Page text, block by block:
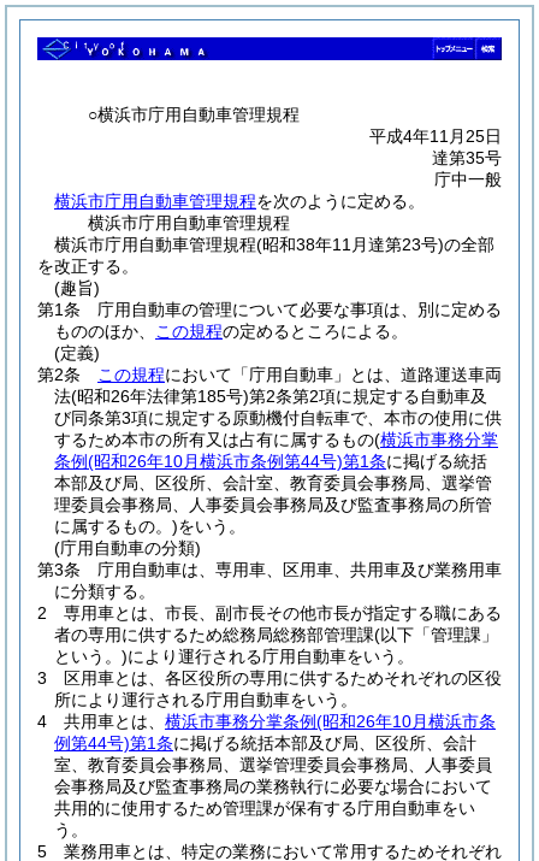
○横浜市庁用自動車管理規程
平成4年11月25日
達第35号
庁中一般
横浜市庁用自動車管理規程を次のように定める。
横浜市庁用自動車管理規程
横浜市庁用自動車管理規程(昭和38年11月達第23号)の全部
を改正する。
(趣旨)
第1条
庁用自動車の管理について必要な事項は、別に定める
もののほか、
この規程の定めるところによる。
(定義)
第2条
この規程において「庁用自動車」とは、道路運送車両
法(昭和26年法律第185号)第2条第2項に規定する自動車及
び同条第3項に規定する原動機付自転車で、本市の使用に供
するため本市の所有又は占有に属するもの(横浜市事務分掌
条例(昭和26年10月横浜市条例第44号)第1条に掲げる統括
本部及び局、区役所、会計室、教育委員会事務局、選挙管
理委員会事務局、人事委員会事務局及び監査事務局の所管
に属するもの。)をいう。
(庁用自動車の分類)
第3条
庁用自動車は、専用車、区用車、共用車及び業務用車
に分類する。
2
専用車とは、市長、副市長その他市長が指定する職にある
者の専用に供するため総務局総務部管理課(以下「管理課」
という。)により運行される庁用自動車をいう。
3
区用車とは、各区役所の専用に供するためそれぞれの区役
所により運行される庁用自動車をいう。
4
共用車とは、 横浜市事務分掌条例(昭和26年10月横浜市条
例第44号)第1条に掲げる統括本部及び局、区役所、会計
室、教育委員会事務局、選挙管理委員会事務局、人事委員
会事務局及び監査事務局の業務執行に必要な場合において
共用的に使用するため管理課が保有する庁用自動車をい
う。
5
業務用車とは、特定の業務において常用するためそれぞれ